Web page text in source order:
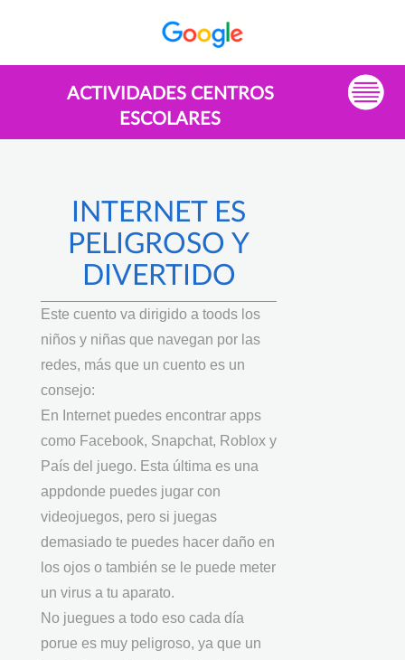
ACTIVIDADES CENTROS
ESCOLARES
INTERNET ES
PELIGROSO Y
DIVERTIDO
Este cuento va dirigido a toods los
niños y niñas que navegan por las
redes, más que un cuento es un
consejo:
En Internet puedes encontrar apps
como Facebook, Snapchat, Roblox y
País del juego. Esta última es una
appdonde puedes jugar con
videojuegos, pero si juegas
demasiado te puedes hacer daño en
los ojos o también se le puede meter
un virus a tu aparato.
No juegues a todo eso cada día
porue es muy peligroso, ya que un